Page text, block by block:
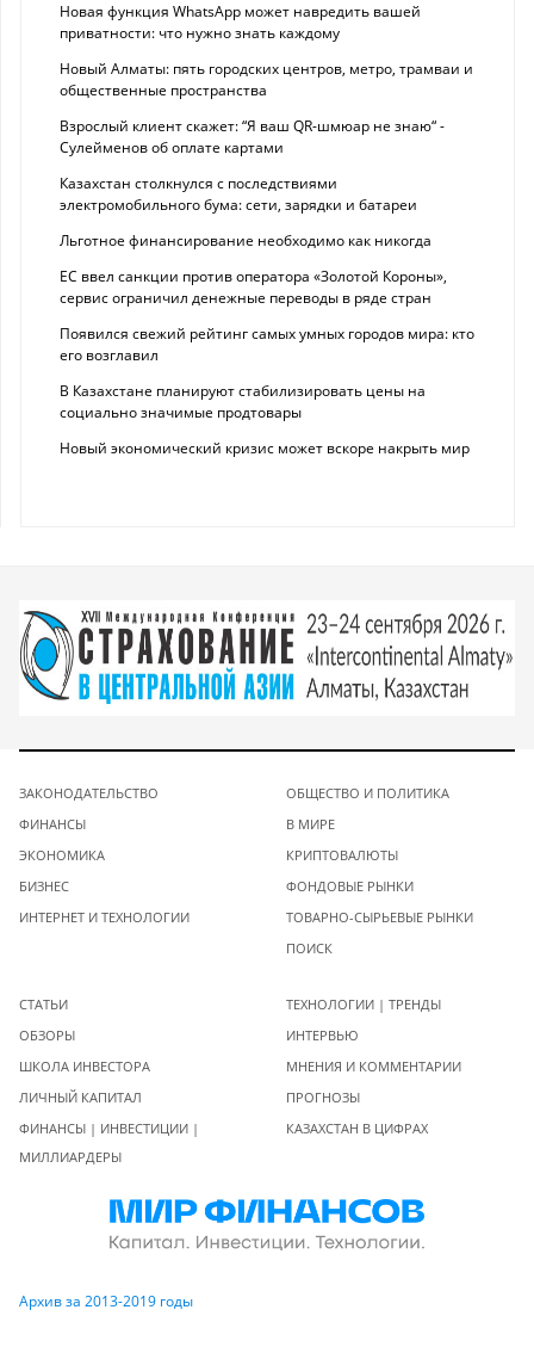
Новая функция WhatsApp может навредить вашей
приватности: что нужно знать каждому
Новый Алматы: пять городских центров, метро, трамваи и
общественные пространства
Взрослый клиент скажет: “Я ваш QR-шмюар не знаю“ -
Сулейменов об оплате картами
Казахстан столкнулся с последствиями
электромобильного бума: сети, зарядки и батареи
Льготное финансирование необходимо как никогда
ЕС ввел санкции против оператора «Золотой Короны»,
сервис ограничил денежные переводы в ряде стран
Появился свежий рейтинг самых умных городов мира: кто
его возглавил
В Казахстане планируют стабилизировать цены на
социально значимые продтовары
Новый экономический кризис может вскоре накрыть мир
ЗАКОНОДАТЕЛЬСТВО
ФИНАНСЫ
ЭКОНОМИКА
БИЗНЕС
ИНТЕРНЕТ И ТЕХНОЛОГИИ
ОБЩЕСТВО И ПОЛИТИКА
В МИРЕ
КРИПТОВАЛЮТЫ
ФОНДОВЫЕ РЫНКИ
ТОВАРНО-СЫРЬЕВЫЕ РЫНКИ
ПОИСК
СТАТЬИ
ОБЗОРЫ
ШКОЛА ИНВЕСТОРА
ЛИЧНЫЙ КАПИТАЛ
ФИНАНСЫ | ИНВЕСТИЦИИ |
МИЛЛИАРДЕРЫ
ТЕХНОЛОГИИ | ТРЕНДЫ
ИНТЕРВЬЮ
МНЕНИЯ И КОММЕНТАРИИ
ПРОГНОЗЫ
КАЗАХСТАН В ЦИФРАХ
Архив за 2013-2019 годы